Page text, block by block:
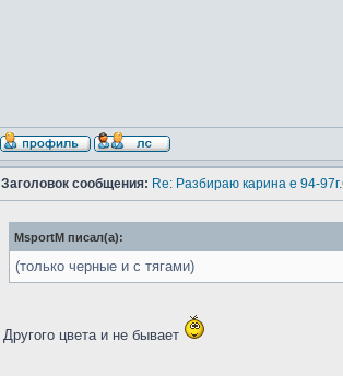
Заголовок сообщения: Re: Разбираю карина е 94-
MsportM писал(а):
(только черные и с тягами)
Другого цвета и не бывает